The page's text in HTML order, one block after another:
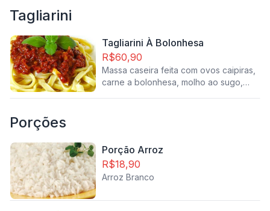
Tagliarini
Tagliarini À Bolonhesa
R$60,90
Massa caseira feita com ovos caipiras,
carne a bolonhesa, molho ao sugo,
Porções
Porção Arroz
R$18,90
Arroz Branco